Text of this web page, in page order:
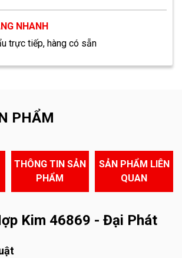
NHANH
trực tiếp, hàng có sẵn
PHẨM
THÔNG TIN SẢN
PHẨM
SẢN PHẨM LIÊN
QUAN
Kim 46869 - Đại Phát